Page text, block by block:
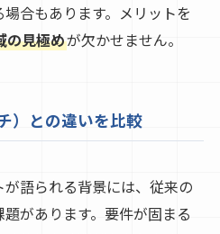
合もあります。メリットを
の見極めが欠かせません。
）との違いを比較
語られる背景には、従来の
があります。要件が固まる